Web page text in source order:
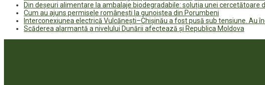
Din deșeuri alimentare la ambalaje biodegradabile: soluția unei cercetătoare
Cum au ajuns permisele românești la gunoiștea din Porumbeni
Interconexiunea electrică Vulcănești–Chișinău a fost pusă sub tensiune. Au
Scăderea alarmantă a nivelului Dunării afectează și Republica Moldova